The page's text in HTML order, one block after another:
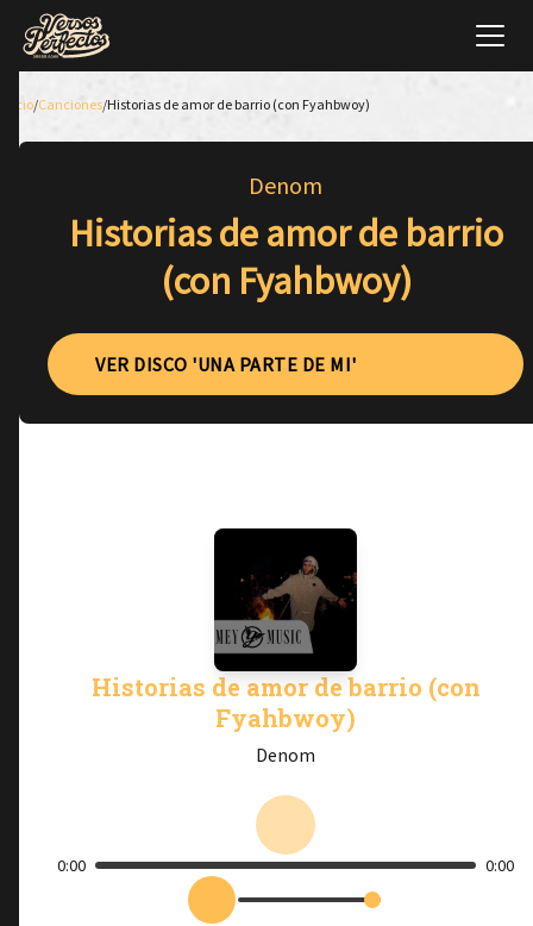
Inicio/Canciones/Historias de amor de barrio (con Fyahbwoy)
Denom
Historias de amor de barrio
(con Fyahbwoy)
VER DISCO 'UNA PARTE DE MI'
Historias de amor de barrio (con
Fyahbwoy)
Denom
0:00 0:00